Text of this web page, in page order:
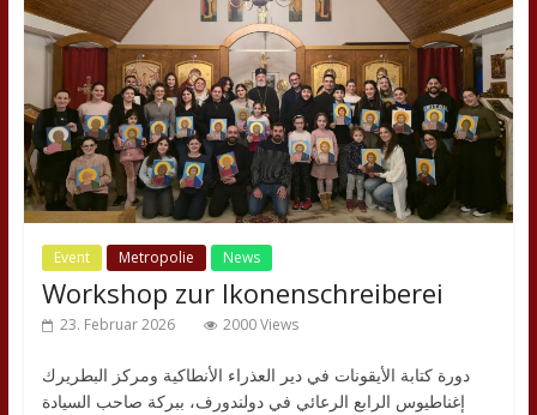
Event Metropolie News
Workshop zur Ikonenschreiberei
23. Februar 2026 2000 Views
دورة كتابة الأيقونات في دير العذراء الأنطاكية ومركز البطريرك
إغناطيوس الرابع الرعائي في دولندورف، ببركة صاحب السيادة